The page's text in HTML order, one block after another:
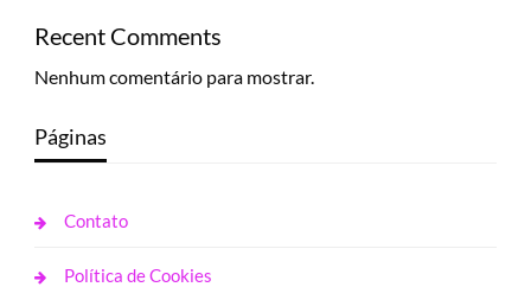
Recent Comments
Nenhum comentário para mostrar.
Páginas
Contato
Política de Cookies